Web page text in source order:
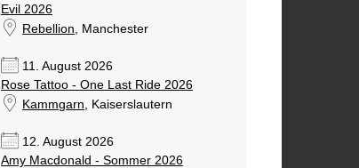
Evil 2026
Rebellion, Manchester
11. August 2026
Rose Tattoo - One Last Ride 2026
Kammgarn, Kaiserslautern
12. August 2026
Amy Macdonald - Sommer 2026